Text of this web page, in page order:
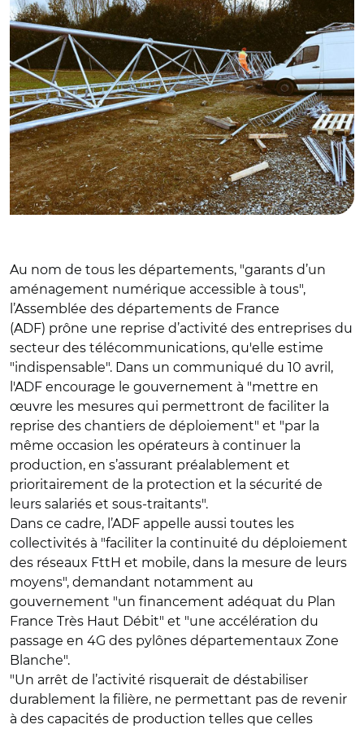
Au nom de tous les départements, "garants d’un
aménagement numérique accessible à tous",
l’Assemblée des départements de France
(ADF) prône une reprise d’activité des entreprises du
secteur des télécommunications, qu'elle estime
"indispensable". Dans un communiqué du 10 avril,
l'ADF encourage le gouvernement à "mettre en
œuvre les mesures qui permettront de faciliter la
reprise des chantiers de déploiement" et "par la
même occasion les opérateurs à continuer la
production, en s’assurant préalablement et
prioritairement de la protection et la sécurité de
leurs salariés et sous-traitants".
Dans ce cadre, l’ADF appelle aussi toutes les
collectivités à "faciliter la continuité du déploiement
des réseaux FttH et mobile, dans la mesure de leurs
moyens", demandant notamment au
gouvernement "un financement adéquat du Plan
France Très Haut Débit" et "une accélération du
passage en 4G des pylônes départementaux Zone
Blanche".
"Un arrêt de l’activité risquerait de déstabiliser
durablement la filière, ne permettant pas de revenir
à des capacités de production telles que celles